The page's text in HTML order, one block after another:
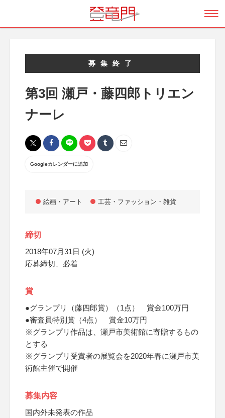
募集終了
第3回 瀬戸・藤四郎トリエン
ナーレ
Googleカレンダーに追加
絵画・アート 工芸・ファッション・雑貨
締切
2018年07月31日 (火)
応募締切、必着
賞
●グランプリ（藤四郎賞）（1点） 賞金100万円
●審査員特別賞（4点） 賞金10万円
※グランプリ作品は、瀬戸市美術館に寄贈するもの
とする
※グランプリ受賞者の展覧会を2020年春に瀬戸市美
術館主催で開催
募集内容
国内外未発表の作品